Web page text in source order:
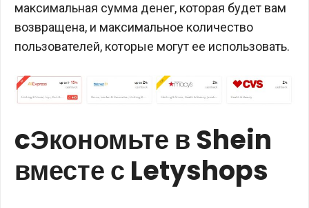
максимальная сумма денег, которая будет вам
возвращена, и максимальное количество
пользователей, которые могут ее использовать.
cЭкономьте в Shein
вместе с Letyshops